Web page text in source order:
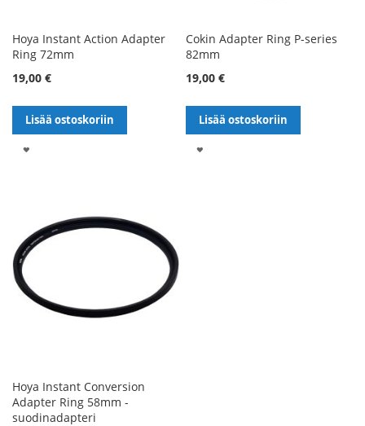
Hoya Instant Action Adapter
Ring 72mm
19,00 €
Lisää ostoskoriin
Cokin Adapter Ring P-series
82mm
19,00 €
Lisää ostoskoriin
Hoya Instant Conversion
Adapter Ring 58mm -
suodinadapteri